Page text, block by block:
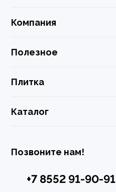
Компания
Полезное
Плитка
Каталог
Позвоните нам!
+7 8552 91-90-91